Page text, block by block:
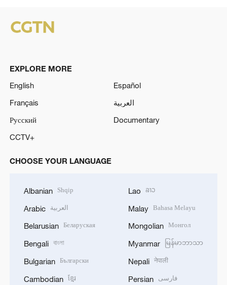
EXPLORE MORE
English
Español
Français
العربية
Русский
Documentary
CCTV+
CHOOSE YOUR LANGUAGE
Albanian Shqip
Arabic العربية
Belarusian Беларуская
Bengali বাংলা
Bulgarian Български
Cambodian ខ្មែរ
Lao ລາວ
Malay Bahasa Melayu
Mongolian Монгол
Myanmar မြန်မာဘာသာ
Nepali नेपाली
Persian فارسی